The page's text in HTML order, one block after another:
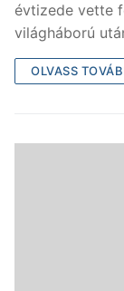
évtizede vette
világháború
OLVASS